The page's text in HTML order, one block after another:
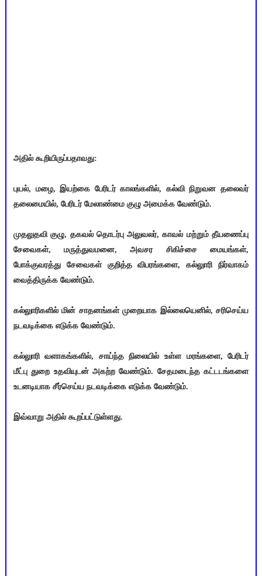
அதில் கூறியிருப்பதாவது:
புயல், மழை, இயற்கை பேரிடர் காலங்களில், கல்வி நிறுவன தலைவர்
தலைமையில், பேரிடர் மேலாண்மை குழு அமைக்க வேண்டும்.
முதலுதவி குழு, தகவல் தொடர்பு அலுவலர், காவல் மற்றும் தீயணைப்பு
சேவைகள், மருத்துவமனை, அவசர சிகிச்சை மையங்கள்,
போக்குவரத்து சேவைகள் குறித்த விபரங்களை, கல்லுாரி நிர்வாகம்
வைத்திருக்க வேண்டும்.
கல்லுாரிகளில் மின் சாதனங்கள் முறையாக இல்லையெனில், சரிசெய்ய
நடவடிக்கை எடுக்க வேண்டும்.
கல்லுாரி வளாகங்களில், சாய்ந்த நிலையில் உள்ள மரங்களை, பேரிடர்
மீட்பு துறை உதவியுடன் அகற்ற வேண்டும். சேதமடைந்த கட்டடங்களை
உடனடியாக சீர்செய்ய நடவடிக்கை எடுக்க வேண்டும்.
இவ்வாறு அதில் கூறப்பட்டுள்ளது.